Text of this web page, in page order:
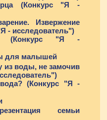
(Конкурс "Я -
Извержение
- исследователь")
(Конкурс "Я -
для малышей
из воды, не замочив
(Конкурс "Я -
семьи